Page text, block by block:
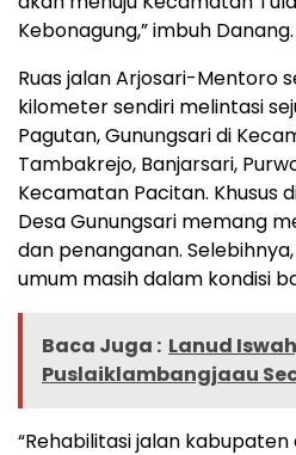
Kebonagung,” imbuh Danang.
Ruas jalan Arjosari-Mentoro
kilometer sendiri melintasi
Pagutan, Gunungsari di
Tambakrejo, Banjarsari,
Kecamatan Pacitan. Khusus
Desa Gunungsari memang
dan penanganan.
umum masih dalam kondisi
Baca Juga : Lanud
Puslaiklambangjaau
“Rehabilitasi jalan kabupaten